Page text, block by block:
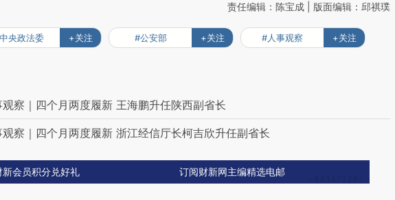
责任编辑：陈宝成 | 版面编辑：邱祺璞
央政法委 +关注 #公安部 +关注 #人事观察 +关注
察｜四个月两度履新 王海鹏升任陕西副省长
察｜四个月两度履新 浙江经信厅长柯吉欣升任副省长
新会员积分兑好礼 订阅财新网主编精选电邮